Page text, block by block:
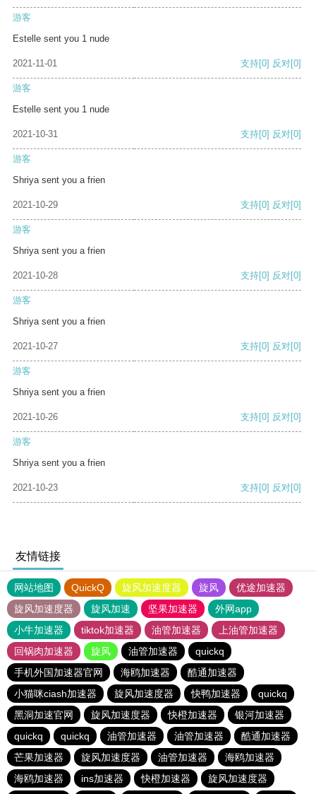
游客
Estelle sent you 1 nude
2021-11-01 支持[0] 反对[0]
游客
Estelle sent you 1 nude
2021-10-31 支持[0] 反对[0]
游客
Shriya sent you a frien
2021-10-29 支持[0] 反对[0]
游客
Shriya sent you a frien
2021-10-28 支持[0] 反对[0]
游客
Shriya sent you a frien
2021-10-27 支持[0] 反对[0]
游客
Shriya sent you a frien
2021-10-26 支持[0] 反对[0]
游客
Shriya sent you a frien
2021-10-23 支持[0] 反对[0]
友情链接
网站地图 QuickQ 旋风加速度器 旋风
优途加速器
旋风加速度器
旋风加速 坚果加速器
外网app
小牛加速器
tiktok加速器 油管加速器
上油管加速器
回锅肉加速器
旋风 油管加速器
quickq
手机外国加速器官网
海鸥加速器
酷通加速器
小猫咪ciash加速器
旋风加速度器 快鸭加速器
quickq
黑洞加速官网
旋风加速度器 快橙加速器
银河加速器
quickq
quickq 油管加速器 油管加速器
酷通加速器
芒果加速器
旋风加速度器 油管加速器
海鸥加速器
海鸥加速器
ins加速器 快橙加速器 旋风加速度器